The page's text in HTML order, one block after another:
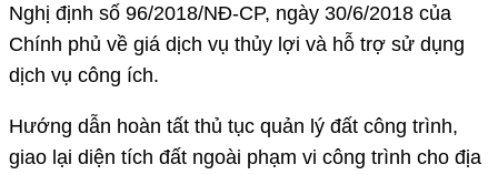
Nghị định số 96/2018/NĐ-CP, ngày 30/6/2018 của
Chính phủ về giá dịch vụ thủy lợi và hỗ trợ sử dụng
dịch vụ công ích.
Hướng dẫn hoàn tất thủ tục quản lý đất công trình,
giao lại diện tích đất ngoài phạm vi công trình cho địa